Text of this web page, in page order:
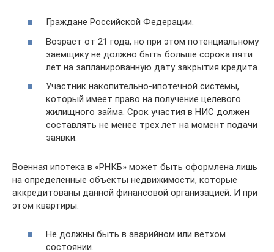
Граждане Российской Федерации.
Возраст от 21 года, но при этом потенциальному
заемщику не должно быть больше сорока пяти
лет на запланированную дату закрытия кредита.
Участник накопительно-ипотечной системы,
который имеет право на получение целевого
жилищного займа. Срок участия в НИС должен
составлять не менее трех лет на момент подачи
заявки.
Военная ипотека в «РНКБ» может быть оформлена лишь
на определенные объекты недвижимости, которые
аккредитованы данной финансовой организацией. И при
этом квартиры:
Не должны быть в аварийном или ветхом
состоянии.